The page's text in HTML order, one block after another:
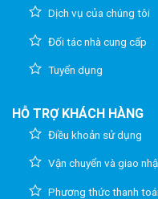
Dịch vụ của chúng tôi
Đối tác nhà cung cấp
Tuyển dụng
HỖ TRỢ KHÁCH HÀNG
Điều khoản sử dụng
Vận chuyển và giao
Phương thức thanh